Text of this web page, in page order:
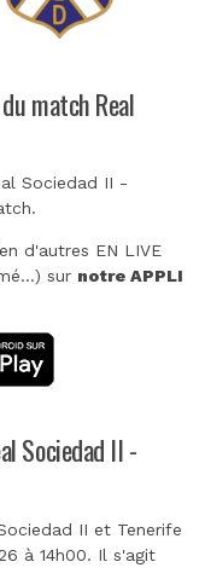
match Real
Sociedad II -
d'autres EN LIVE
sur notre APPLI
Sociedad II -
II et Tenerife
à 14h00. Il s'agit